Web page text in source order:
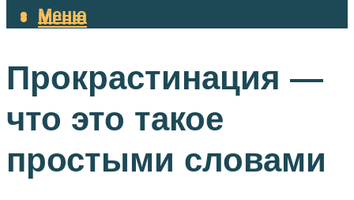
Меню
Меню
Прокрастинация —
что это такое
простыми словами